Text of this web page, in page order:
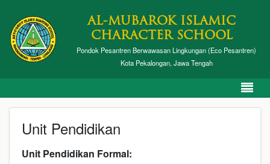
AL-MUBAROK ISLAMIC
CHARACTER SCHOOL
Pondok Pesantren Berwawasan Lingkungan (Eco Pesantren)
Kota Pekalongan, Jawa Tengah
Unit Pendidikan
Unit Pendidikan Formal: